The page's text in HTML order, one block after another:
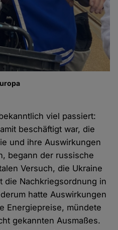
viel passiert:
beschäftigt war, die
und ihre Auswirkungen
begann der russische
Versuch, die Ukraine
die Nachkriegsordnung in
hatte Auswirkungen
Energiepreise, mündete
gekannten Ausmaßes.